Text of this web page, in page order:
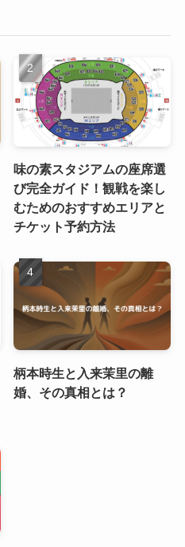
味の素スタジアムの座席選
び完全ガイド！観戦を楽し
むためのおすすめエリアと
チケット予約方法
柄本時生と入来茉里の離
婚、その真相とは？